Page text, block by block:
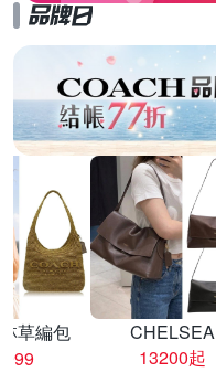
草編包
CHELSEA
13200起